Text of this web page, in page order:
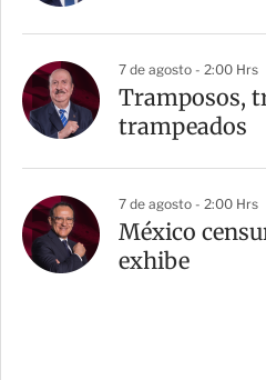
7 de agosto - 2:00 Hrs
Tramposos,
trampeados
7 de agosto - 2:00 Hrs
México
exhibe